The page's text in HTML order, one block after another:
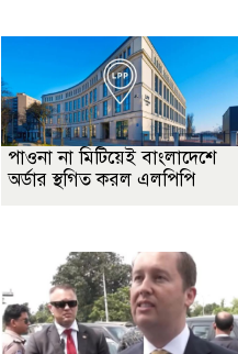
পাওনা না মিটিয়েই বাংলাদেশে
অর্ডার স্থগিত করল এলপিপি